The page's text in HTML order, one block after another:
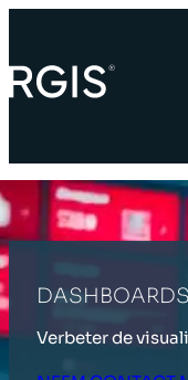
DASHBOARDS
Verbeter de